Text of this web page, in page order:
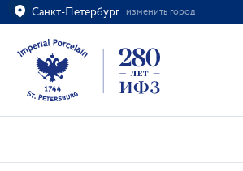
Санкт-Петербург изменить город
Ваш город Санкт-Петербург?
ВСЁ ВЕРНО ИЗМЕНИТЬ